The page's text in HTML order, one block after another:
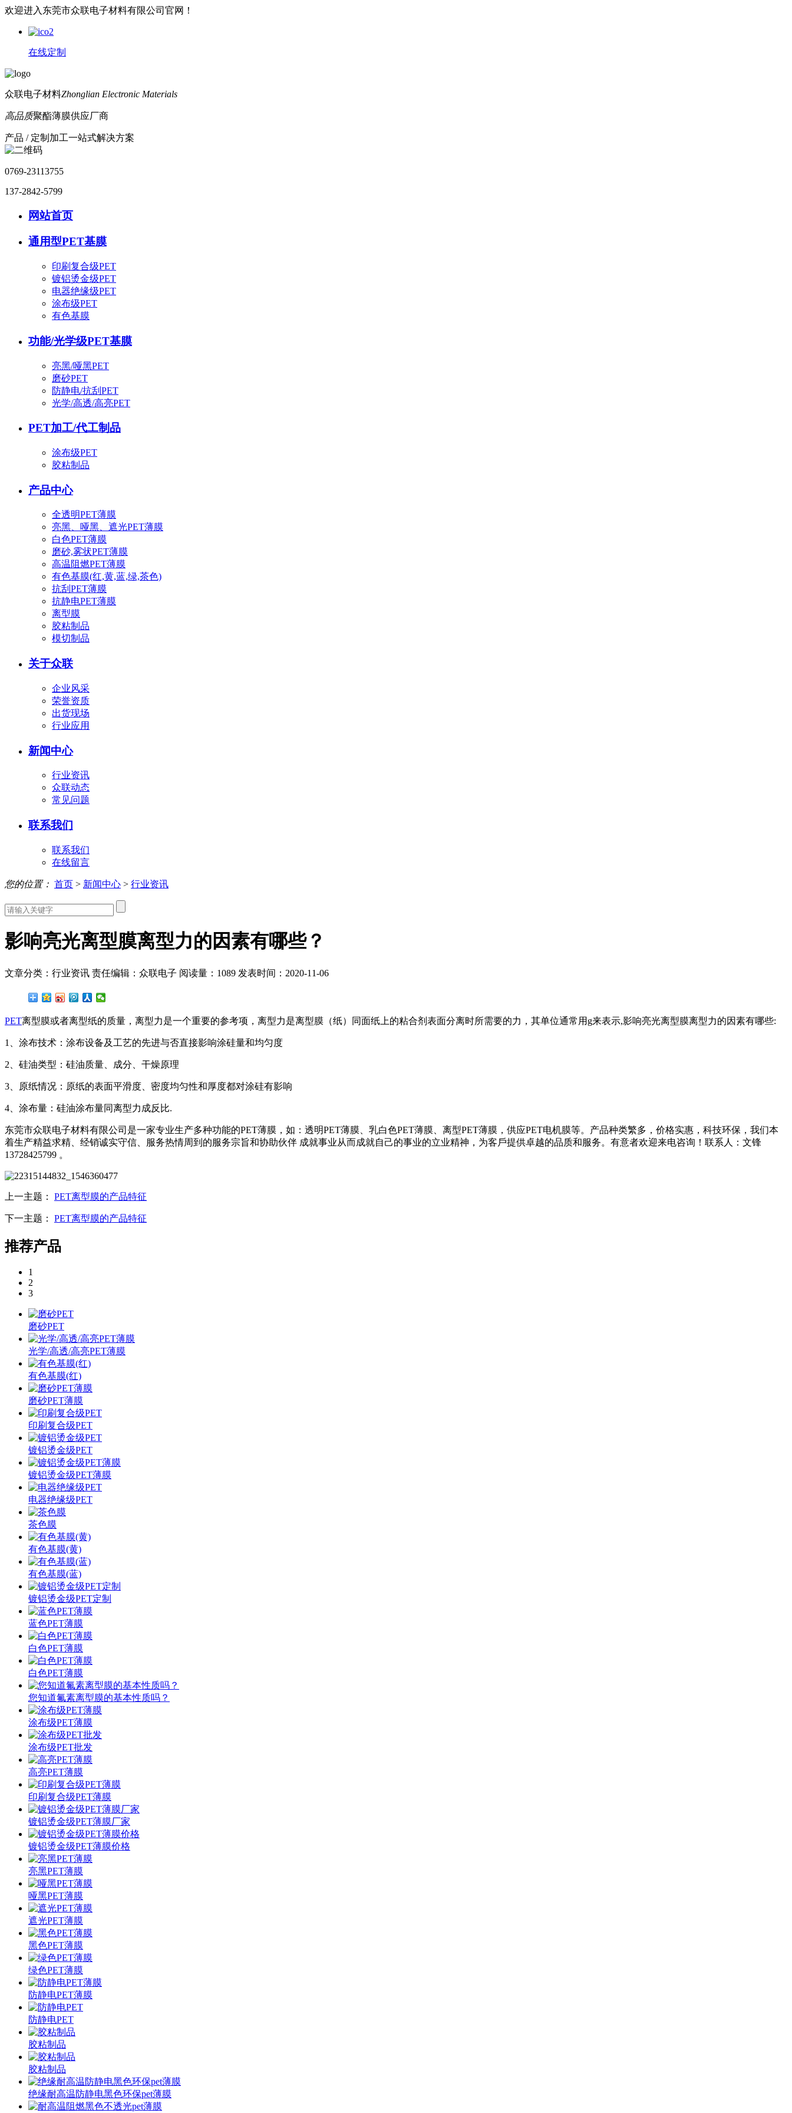
欢迎进入东莞市众联电子材料有限公司官网！
在线定制
众联电子材料Zhonglian Electronic Materials
高品质聚酯薄膜供应厂商
产品 / 定制加工一站式解决方案
0769-23113755
137-2842-5799
网站首页
通用型PET基膜
印刷复合级PET
镀铝烫金级PET
电器绝缘级PET
涂布级PET
有色基膜
功能/光学级PET基膜
亮黑/哑黑PET
磨砂PET
防静电/抗刮PET
光学/高透/高亮PET
PET加工/代工制品
涂布级PET
胶粘制品
产品中心
全透明PET薄膜
亮黑、哑黑、遮光PET薄膜
白色PET薄膜
磨砂,雾状PET薄膜
高温阻燃PET薄膜
有色基膜(红,黄,蓝,绿,茶色)
抗刮PET薄膜
抗静电PET薄膜
离型膜
胶粘制品
模切制品
关于众联
企业风采
荣誉资质
出货现场
行业应用
新闻中心
行业资讯
众联动态
常见问题
联系我们
联系我们
在线留言
您的位置： 首页 > 新闻中心 > 行业资讯
影响亮光离型膜离型力的因素有哪些？
文章分类：行业资讯 责任编辑：众联电子 阅读量： 1089 发表时间：2020-11-06
PET离型膜或者离型纸的质量，离型力是一个重要的参考项，离型力是离型膜（纸）同面纸上的粘合剂表面分离时所需要的力，其单位通常用g来表示,影响亮光离型膜离型力的因素有哪些:
1、涂布技术：涂布设备及工艺的先进与否直接影响涂硅量和均匀度
2、硅油类型：硅油质量、成分、干燥原理
3、原纸情况：原纸的表面平滑度、密度均匀性和厚度都对涂硅有影响
4、涂布量：硅油涂布量同离型力成反比.
东莞市众联电子材料有限公司是一家专业生产多种功能的PET薄膜，如：透明PET薄膜、乳白色PET薄膜、离型PET薄膜，供应PET电机膜等。产品种类繁多，价格实惠，科技环保，我们本
着生产精益求精、经销诚实守信、服务热情周到的服务宗旨和协助伙伴 成就事业从而成就自己的事业的立业精神，为客戶提供卓越的品质和服务。有意者欢迎来电咨询！联系人：文锋
13728425799 。
上一主题： PET离型膜的产品特征
下一主题： PET离型膜的产品特征
推荐产品
1
2
3
磨砂PET
光学/高透/高亮PET薄膜
有色基膜(红)
磨砂PET薄膜
印刷复合级PET
镀铝烫金级PET
镀铝烫金级PET薄膜
电器绝缘级PET
茶色膜
有色基膜(黄)
有色基膜(蓝)
镀铝烫金级PET定制
蓝色PET薄膜
白色PET薄膜
白色PET薄膜
您知道氟素离型膜的基本性质吗？
涂布级PET薄膜
涂布级PET批发
高亮PET薄膜
印刷复合级PET薄膜
镀铝烫金级PET薄膜厂家
镀铝烫金级PET薄膜价格
亮黑PET薄膜
哑黑PET薄膜
遮光PET薄膜
黑色PET薄膜
绿色PET薄膜
防静电PET薄膜
防静电PET
胶粘制品
胶粘制品
绝缘耐高温防静电黑色环保pet薄膜